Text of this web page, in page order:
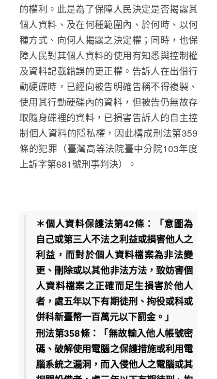
的權利。此是為了保障人民決定是否揭露其
個人資料、及在何種範圍內、於何時、以何
種方式、向何人揭露之決定權；同時，也保
障人民對其個人資料的使用有知悉與控制權
及資料記載錯誤的更正權。告訴人在出借行
動硬碟時，已經向被告明確告稱不得複製、
使用其行動硬碟內的資料，但被告仍無故存
取隨身碟裡的資料，已損害告訴人的自主控
制個人資料的隱私權，因此構成刑法第359
條的犯罪（臺灣高等法院臺中分院103年度
上訴字第681號刑事判決）。
＊個人資料保護法第42條：「意圖為
自己或第三人不法之利益或損害他人之
利益，而對於個人資料檔案為非法變
更、刪除或以其他非法方法，致妨害個
人資料檔案之正確而足生損害於他人
者，處五年以下有期徒刑、拘役或科或
併科新臺幣一百萬元以下罰金。」
刑法第358條：「無故輸入他人帳號密
碼、破解使用電腦之保護措施或利用電
腦系統之漏洞，而入侵他人之電腦或其